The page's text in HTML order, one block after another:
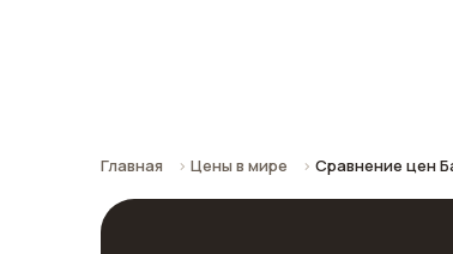
Главная Цены в мире Сравнение цен